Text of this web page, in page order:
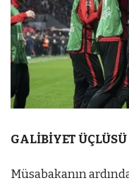
GALİBİYET
Müsabakanın